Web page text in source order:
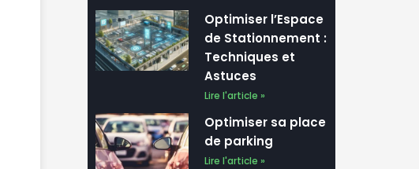
Optimiser l’Espace
de Stationnement :
Techniques et
Astuces
Lire l'article »
Optimiser sa place
de parking
Lire l'article »